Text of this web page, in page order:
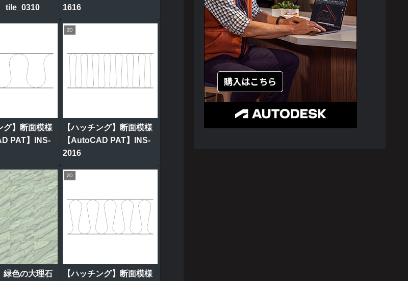
tile_0310
1616
グ】断面模様
PAT】INS-
2D
【ハッチング】断面模様
【AutoCAD PAT】INS-
2016
緑色の大理石
2D
【ハッチング】断面模様